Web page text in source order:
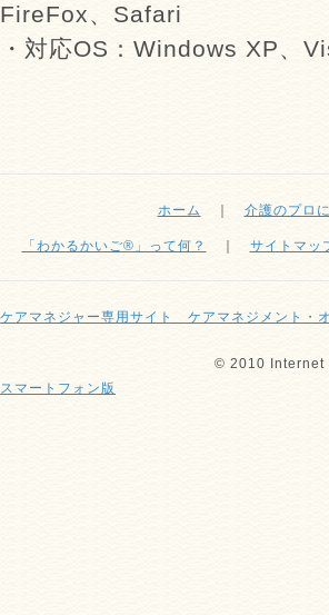
FireFox、Safari
・対応OS：Windows XP、
ホーム 介護のプロ
「わかるかいご®」って何？ サイトマッ
ケアマネジャー専用サイト ケアマネジメント・
© 2010 Internet
スマートフォン版